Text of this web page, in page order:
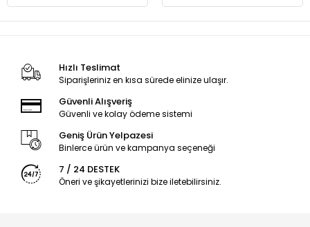
Hızlı Teslimat
Siparişleriniz en kısa sürede elinize ulaşır.
Güvenli Alışveriş
Güvenli ve kolay ödeme sistemi
Geniş Ürün Yelpazesi
Binlerce ürün ve kampanya seçeneği
7 / 24 DESTEK
Öneri ve şikayetlerinizi bize iletebilirsiniz.